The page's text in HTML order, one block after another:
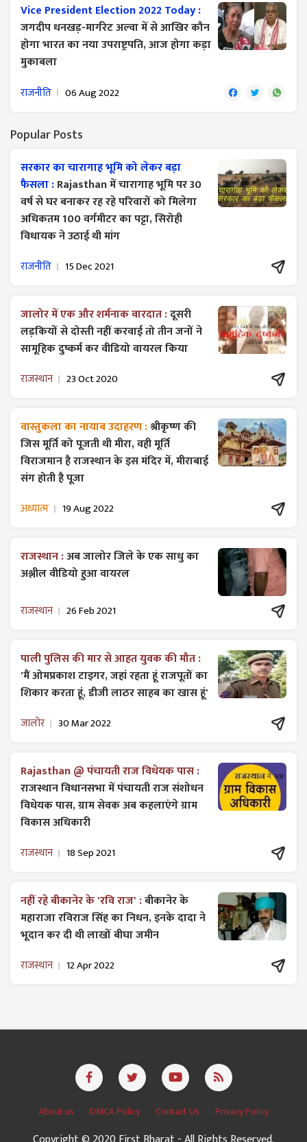
Vice President Election 2022 Today :
जगदीप धनखड़-मार्गरेट अल्वा में से आखिर कौन
होगा भारत का नया उपराष्ट्रपति, आज होगा कड़ा
मुकाबला
राजनीति 06 Aug 2022
Popular Posts
सरकार का चारागाह भूमि को लेकर बड़ा
फैसला :Rajasthan में चारागाह भूमि पर 30
वर्ष से घर बनाकर रह रहे परिवारों को मिलेगा
अधिकतम 100 वर्गमीटर का पट्टा, सिरोही
विधायक ने उठाई थी मांग
राजनीति 15 Dec 2021
जालोर में एक और शर्मनाक वारदात :दूसरी
लड़कियों से दोस्ती नहीं करवाई तो तीन जनों ने
सामूहिक दुष्कर्म कर वीडियो वायरल किया
राजस्थान 23 Oct 2020
वास्तुकला का नायाब उदाहरण :श्रीकृष्ण की
जिस मूर्ति को पूजती थी मीरा, वही मूर्ति
विराजमान है राजस्थान के इस मंदिर में, मीराबाई
संग होती है पूजा
अध्यात्म 19 Aug 2022
राजस्थान :अब जालोर जिले के एक साधु का
अश्लील वीडियो हुआ वायरल
राजस्थान 26 Feb 2021
पाली पुलिस की मार से आहत युवक की मौत :
'मैं ओमप्रकाश टाइगर, जहां रहता हूं राजपूतों का
शिकार करता हूं, डीजी लाठर साहब का खास हूं'
जालोर 30 Mar 2022
Rajasthan @ पंचायती राज विधेयक पास :
राजस्थान विधानसभा में पंचायती राज ​संशोधन
विधेयक पास, ग्राम सेवक अब कहलाएंगे ग्राम
विकास अधिकारी
राजस्थान 18 Sep 2021
नहीं रहे बीकानेर के 'रवि राज' :बीकानेर के
महाराजा रविराज सिंह का निधन, इनके दादा ने
भूदान कर दी थी लाखों बीघा जमीन
राजस्थान 12 Apr 2022
About us DMCA Policy Contact Us Privacy Policy